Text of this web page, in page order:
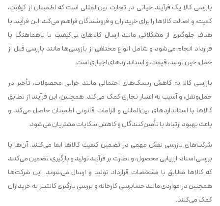
بازرسی کالا یک فرآیند حیاتی در تجارت بین‌المللی است که اطمینان از کیفیت،
کمیت، و اصالت کالاها را برای خریداران و فروشندگان فراهم می‌کند. این فرآیند با
هدف جلوگیری از مشکلاتی مانند ارسال کالاهای بی‌کیفیت یا ناهماهنگ با
قرارداد انجام می‌شود و شامل انواع مختلفی از بازرسی‌ها مانند بازرسی قبل از
حمل، حین تولید، قیمت، و استانداردهای اجباری است.
بازرسی کالا به کاهش ریسک‌های احتمالی مانند خرابی محصولات، تأخیر در
حمل‌ونقل، و آسیب به اعتبار تجاری کمک می‌کند. همچنین، این فرآیند از تطابق
کالاها با استانداردهای بین‌المللی و الزامات قانونی اطمینان حاصل می‌کند و
باعث بهبود ارتباط با تأمین‌کنندگان و کاهش شکایات مشتریان می‌شود.
شرکت‌های بازرسی نقش مهمی در تضمین کیفیت کالاها ایفا می‌کنند. آن‌ها با
بررسی اسناد، ارزیابی محصول، و نظارت بر فرآیند تولید و بارگیری، تضمین می‌کنند
که کالاها مطابق با مشخصات قرارداد تولید و ارسال می‌شوند. این شرکت‌ها
همچنین در مواردی مانند حسابرسی کارخانه و بررسی بارگیری کانتینر به خریداران
کمک می‌کنند.